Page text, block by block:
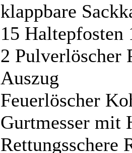
klappbare
15 Haltepfosten
2 Pulverlöscher
Auszug
Feuerlöscher
Gurtmesser mit
Rettungsschere